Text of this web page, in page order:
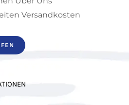
Versandkosten